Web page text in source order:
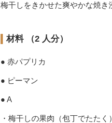
梅干しをきかせた爽やかな焼き
材料 （2 人分）
● 赤パプリカ
● ピーマン
● A
・梅干しの果肉（包丁でたたく）